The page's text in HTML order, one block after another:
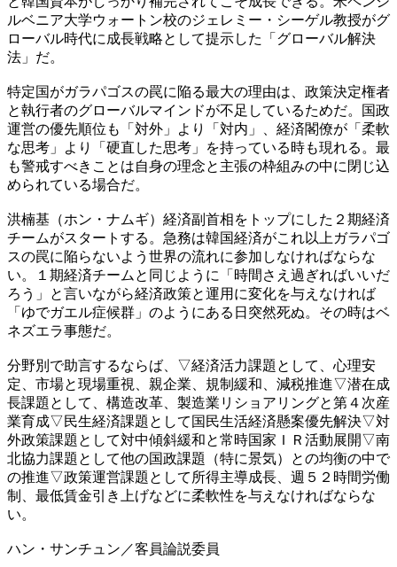
ルベニア大学ウォートン校のジェレミー・シーゲル教授がグ
ローバル時代に成長戦略として提示した「グローバル解決
法」だ。
特定国がガラパゴスの罠に陥る最大の理由は、政策決定権者
と執行者のグローバルマインドが不足しているためだ。国政
運営の優先順位も「対外」より「対内」、経済閣僚が「柔軟
な思考」より「硬直した思考」を持っている時も現れる。最
も警戒すべきことは自身の理念と主張の枠組みの中に閉じ込
められている場合だ。
洪楠基（ホン・ナムギ）経済副首相をトップにした２期経済
チームがスタートする。急務は韓国経済がこれ以上ガラパゴ
スの罠に陥らないよう世界の流れに参加しなければならな
い。１期経済チームと同じように「時間さえ過ぎればいいだ
ろう」と言いながら経済政策と運用に変化を与えなければ
「ゆでガエル症候群」のようにある日突然死ぬ。その時はベ
ネズエラ事態だ。
分野別で助言するならば、▽経済活力課題として、心理安
定、市場と現場重視、親企業、規制緩和、減税推進▽潜在成
長課題として、構造改革、製造業リショアリングと第４次産
業育成▽民生経済課題として国民生活経済懸案優先解決▽対
外政策課題として対中傾斜緩和と常時国家ＩＲ活動展開▽南
北協力課題として他の国政課題（特に景気）との均衡の中で
の推進▽政策運営課題として所得主導成長、週５２時間労働
制、最低賃金引き上げなどに柔軟性を与えなければならな
い。
ハン・サンチュン／客員論説委員